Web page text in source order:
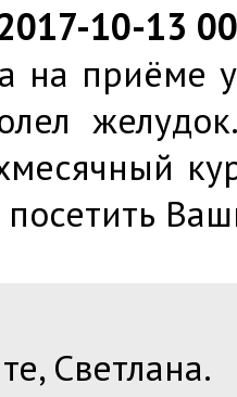
10-13
на приёме
Светлана.